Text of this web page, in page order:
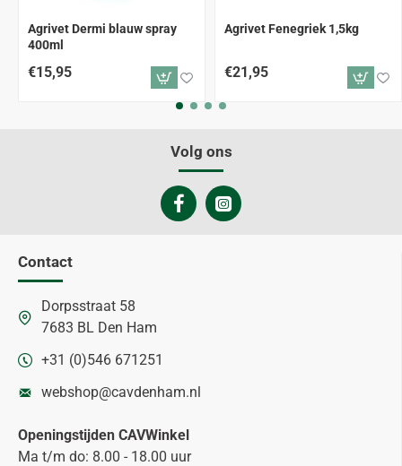
Agrivet Dermi blauw spray
400ml
€15,95
Agrivet Fenegriek 1,5kg
€21,95
Volg ons
Contact
Dorpsstraat 58
7683 BL Den Ham
+31 (0)546 671251
webshop@cavdenham.nl
Openingstijden CAVWinkel
Ma t/m do: 8.00 - 18.00 uur